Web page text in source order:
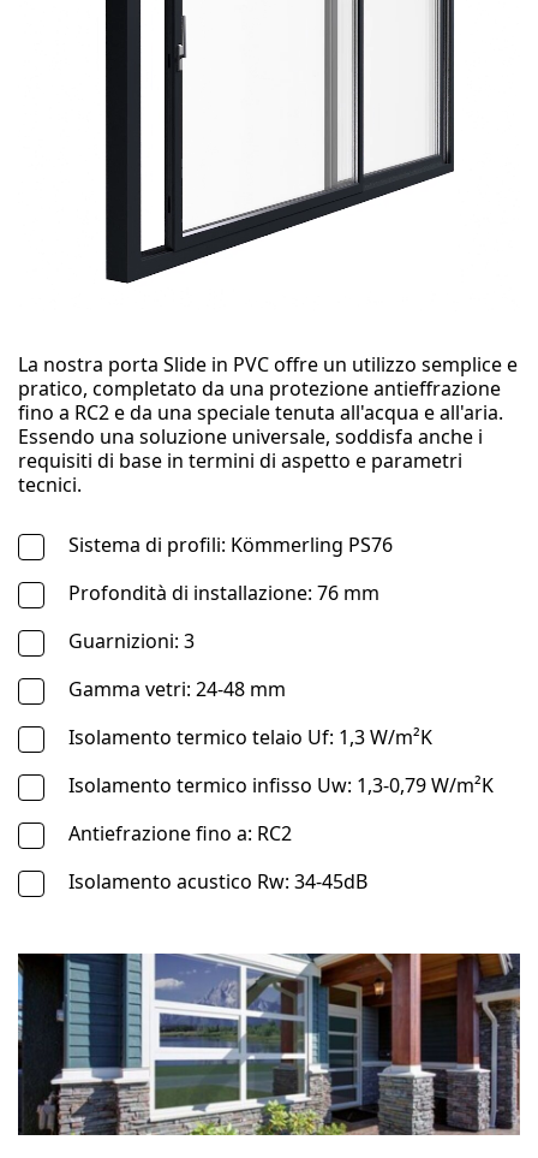
La nostra porta Slide in PVC offre un utilizzo semplice e
pratico, completato da una protezione antieffrazione
fino a RC2 e da una speciale tenuta all'acqua e all'aria.
Essendo una soluzione universale, soddisfa anche i
requisiti di base in termini di aspetto e parametri
tecnici.
Sistema di profili: Kömmerling PS76
Profondità di installazione: 76 mm
Guarnizioni: 3
Gamma vetri: 24-48 mm
Isolamento termico telaio Uf: 1,3 W/m²K
Isolamento termico infisso Uw: 1,3-0,79 W/m²K
Antiefrazione fino a: RC2
Isolamento acustico Rw: 34-45dB